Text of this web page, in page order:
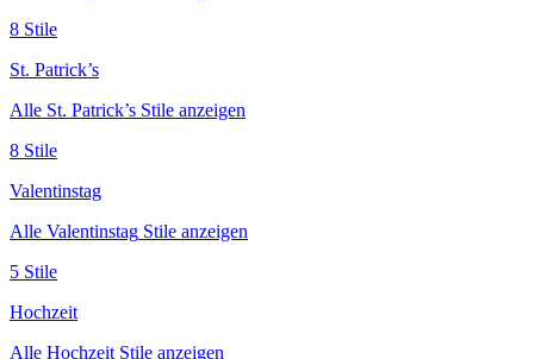
8 Stile
St. Patrick’s
Alle St. Patrick’s Stile anzeigen
8 Stile
Valentinstag
Alle Valentinstag Stile anzeigen
5 Stile
Hochzeit
Alle Hochzeit Stile anzeigen